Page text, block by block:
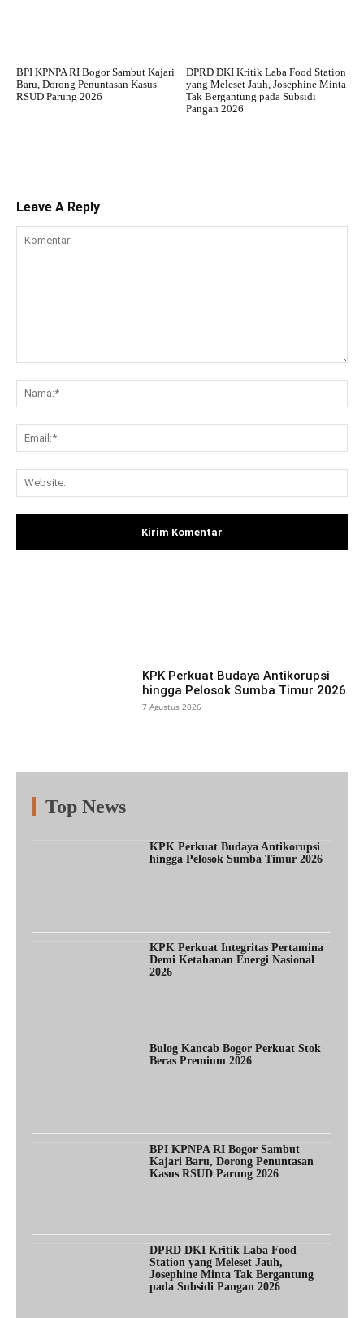
BPI KPNPA RI Bogor Sambut Kajari
Baru, Dorong Penuntasan Kasus
RSUD Parung 2026
DPRD DKI Kritik Laba Food Station
yang Meleset Jauh, Josephine Minta
Tak Bergantung pada Subsidi
Pangan 2026
Leave A Reply
KPK Perkuat Budaya Antikorupsi
hingga Pelosok Sumba Timur 2026
7 Agustus 2026
Top News
KPK Perkuat Budaya Antikorupsi
hingga Pelosok Sumba Timur 2026
KPK Perkuat Integritas Pertamina
Demi Ketahanan Energi Nasional
2026
Bulog Kancab Bogor Perkuat Stok
Beras Premium 2026
BPI KPNPA RI Bogor Sambut
Kajari Baru, Dorong Penuntasan
Kasus RSUD Parung 2026
DPRD DKI Kritik Laba Food
Station yang Meleset Jauh,
Josephine Minta Tak Bergantung
pada Subsidi Pangan 2026